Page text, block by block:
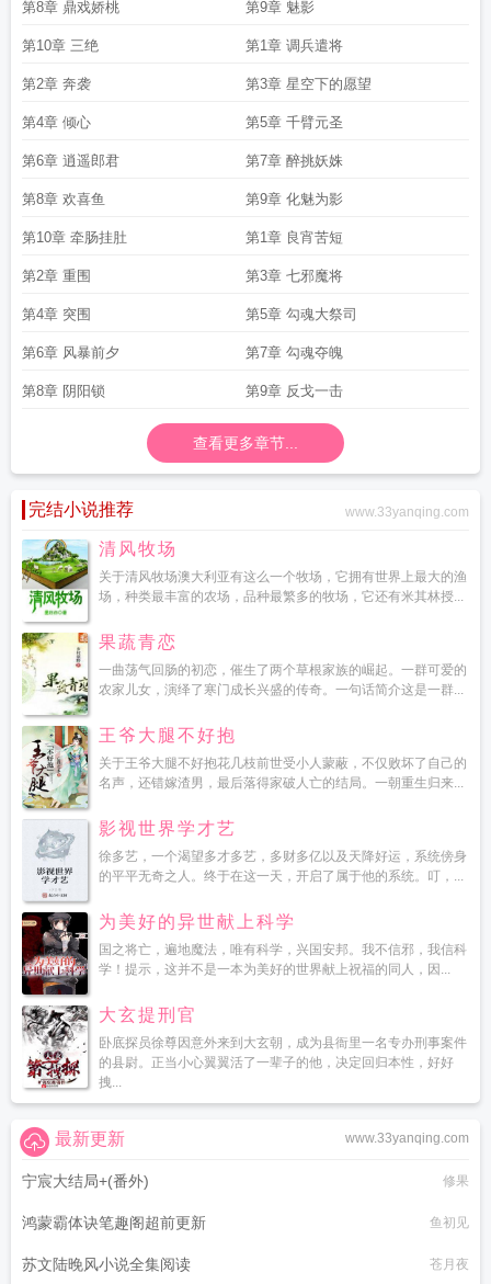
第8章 鼎戏娇桃 第9章 魅影
第10章 三绝 第1章 调兵遣将
第2章 奔袭 第3章 星空下的愿望
第4章 倾心 第5章 千臂元圣
第6章 逍遥郎君 第7章 醉挑妖姝
第8章 欢喜鱼 第9章 化魅为影
第10章 牵肠挂肚 第1章 良宵苦短
第2章 重围 第3章 七邪魔将
第4章 突围 第5章 勾魂大祭司
第6章 风暴前夕 第7章 勾魂夺魄
第8章 阴阳锁 第9章 反戈一击
查看更多章节...
完结小说推荐 www.33yanqing.com
清风牧场
关于清风牧场澳大利亚有这么一个牧场，它拥有世界上最大的渔
场，种类最丰富的农场，品种最繁多的牧场，它还有米其林授...
果蔬青恋
一曲荡气回肠的初恋，催生了两个草根家族的崛起。一群可爱的
农家儿女，演绎了寒门成长兴盛的传奇。一句话简介这是一群...
王爷大腿不好抱
关于王爷大腿不好抱花几枝前世受小人蒙蔽，不仅败坏了自己的
名声，还错嫁渣男，最后落得家破人亡的结局。一朝重生归来...
影视世界学才艺
徐多艺，一个渴望多才多艺，多财多亿以及天降好运，系统傍身
的平平无奇之人。终于在这一天，开启了属于他的系统。叮，...
为美好的异世献上科学
国之将亡，遍地魔法，唯有科学，兴国安邦。我不信邪，我信科
学！提示，这并不是一本为美好的世界献上祝福的同人，因...
大玄提刑官
卧底探员徐尊因意外来到大玄朝，成为县衙里一名专办刑事案件
的县尉。正当小心翼翼活了一辈子的他，决定回归本性，好好
拽...
www.33yanqing.com
最新更新
宁宸大结局+(番外) 修果
鸿蒙霸体诀笔趣阁超前更新 鱼初见
苏文陆晚风小说全集阅读 苍月夜